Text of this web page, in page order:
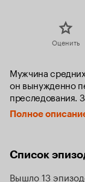
Оценить
Мужчина
он вынужденно
преследования.
работа спорится,
насыпями
непростительно
Полное
Список
Вышло 13